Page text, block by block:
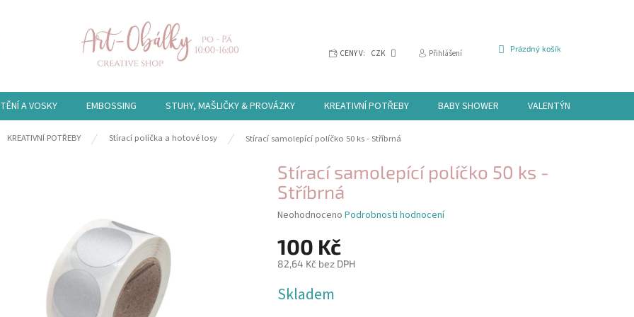
CENY V: CZK Přihlášení
NÁKUPNÍ
Prázdný košík
A VOSKY EMBOSSING STUHY, MAŠLIČKY & PROVÁZKY KREATIVNÍ POTŘEBY BABY SHOWER VALENTÝN
KREATIVNÍ POTŘEBY Stírací políčka a hotové losy Stírací samolepící políčko 50 ks - Stříbrná
Stírací samolepící políčko 50 ks -
Stříbrná
Průměrné
produktu
je
0,0
5
Neohodnoceno Podrobnosti hodnocení
100 Kč
82,64 Kč bez DPH
cena:
Skladem